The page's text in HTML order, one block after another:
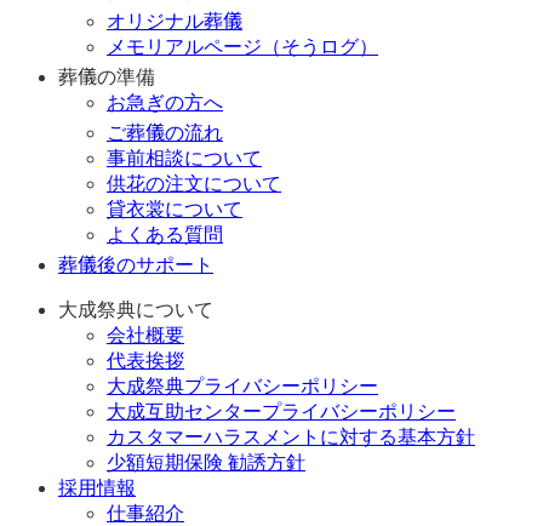
オリジナル葬儀
メモリアルページ（そうログ）
葬儀の準備
お急ぎの方へ
ご葬儀の流れ
事前相談について
供花の注文について
貸衣裳について
よくある質問
葬儀後のサポート
大成祭典について
会社概要
代表挨拶
大成祭典プライバシーポリシー
大成互助センタープライバシーポリシー
カスタマーハラスメントに対する基本方針
少額短期保険 勧誘方針
採用情報
仕事紹介